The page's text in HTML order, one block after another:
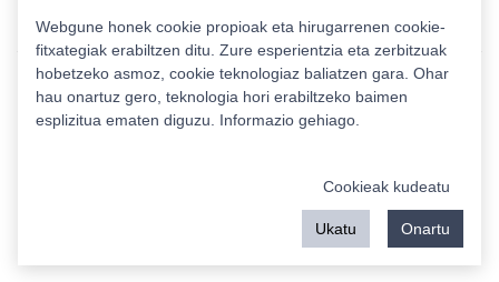
Estatistikak
Webgune honek cookie propioak eta hirugarrenen cookie-
fitxategiak erabiltzen ditu. Zure esperientzia eta zerbitzuak
hobetzeko asmoz, cookie teknologiaz baliatzen gara. Ohar
hau onartuz gero, teknologia hori erabiltzeko baimen
esplizitua ematen diguzu. Informazio gehiago.
Cookieak kudeatu
Ukatu Onartu